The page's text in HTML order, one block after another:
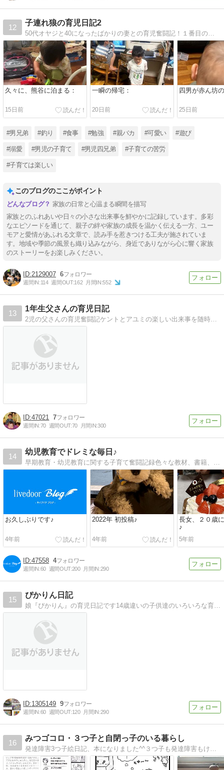
12
子連れ狼の育児日記2
50代オヤジと40になったばかりの妻との育児奮闘記！１番目の子ができてから、ブログを続けております！！
久々に、熊谷に泊まる：
15日前
一瞬の帰宅：
20日前
四男が赤ん坊
25日前
#男兄弟 #釣り #食事 #勉強 #親バカ #可愛い #遊び
#溺愛 #男児の子育て #男児四兄弟 #子育ての苦労
#子育ては楽しい
このブログのここがポイント
家族の日常と心温まる瞬間を描写
家族とのふれあいや日々の小さな出来事を鮮やかに記録しています。多彩
なエピソードを通じて、親子の絆や家族の成長を温かく伝える一方、ユー
モアと愛情があふれる文章で、読み手を惹きつける工夫が施されていま
す。地域や季節の風景も織り込みながら、身近でありながら心に響く家族
のストーリーをお楽しみください。
2129007 6
週間IN:114 週間OUT:162 月間IN:552
13
1年生父さんの育児日記
2児の父さんの育児奮闘記ケントとアユミの楽しい出来事を随時アップ。
47021 7
週間IN:70 週間OUT:70 月間IN:300
14
幼児教育でドレミな毎日♪
早期教育・幼児教育に関する子育て奮闘記録色々な教材、書籍、教室選びetcに役立つ情報と日々の取り組み＆健康について
お久しぶりです♪
4年前
2022年 初投稿♪
4年前
長女、２０歳
♪
5年前
47558 4
週間IN:60 週間OUT:200 月間IN:290
15
ぴかりん日記
娘『ぴかりん』の育児日記です14歳違いの子供達のいろいろな育児の事、お役立ち情報なども紹介していきます
1305149 9
週間IN:60 週間OUT:120 月間IN:290
16
みつゴコロ・３つ子と自閉っ子のいる暮らし
発達障害3つ子絵日記、本になりました^^３つ子も発達障害もけっこういいね、なんて感じていただけるとうれしいです